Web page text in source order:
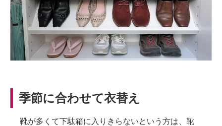
季節に合わせて衣替え
靴が多くて下駄箱に入りきらないという方は、靴